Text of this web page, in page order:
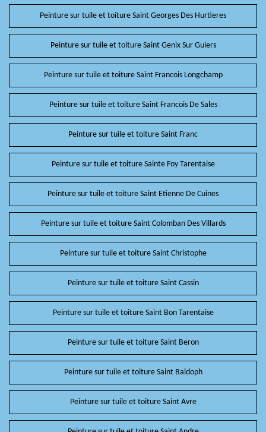
Peinture sur tuile et toiture Saint Georges Des Hurtieres
Peinture sur tuile et toiture Saint Genix Sur Guiers
Peinture sur tuile et toiture Saint Francois Longchamp
Peinture sur tuile et toiture Saint Francois De Sales
Peinture sur tuile et toiture Saint Franc
Peinture sur tuile et toiture Sainte Foy Tarentaise
Peinture sur tuile et toiture Saint Etienne De Cuines
Peinture sur tuile et toiture Saint Colomban Des Villards
Peinture sur tuile et toiture Saint Christophe
Peinture sur tuile et toiture Saint Cassin
Peinture sur tuile et toiture Saint Bon Tarentaise
Peinture sur tuile et toiture Saint Beron
Peinture sur tuile et toiture Saint Baldoph
Peinture sur tuile et toiture Saint Avre